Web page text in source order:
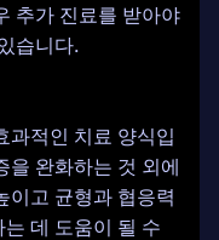
추가 진료를 받아야
습니다.
과적인 치료 양식입
을 완화하는 것 외에
이고 균형과 협응력
데 도움이 될 수